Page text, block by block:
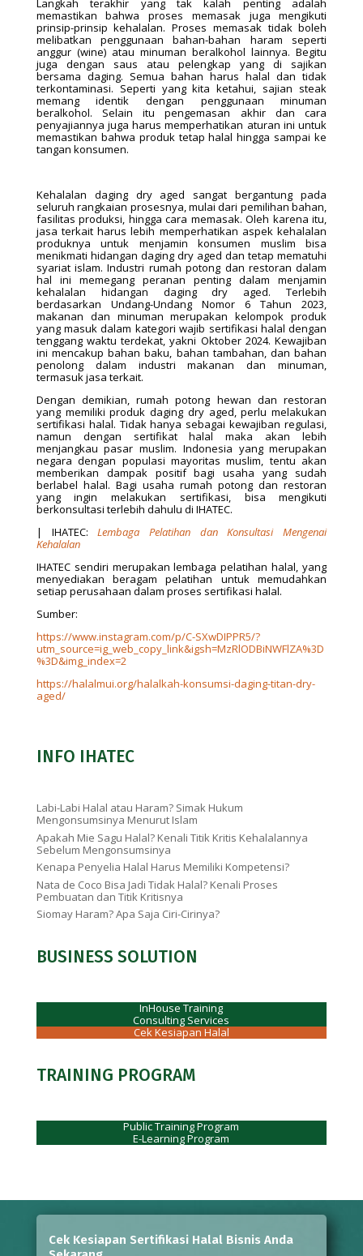
Langkah terakhir yang tak kalah penting adalah
memastikan bahwa proses memasak juga mengikuti
prinsip-prinsip kehalalan. Proses memasak tidak boleh
melibatkan penggunaan bahan-bahan haram seperti
anggur (wine) atau minuman beralkohol lainnya. Begitu
juga dengan saus atau pelengkap yang di sajikan
bersama daging. Semua bahan harus halal dan tidak
terkontaminasi. Seperti yang kita ketahui, sajian steak
memang identik dengan penggunaan minuman
beralkohol. Selain itu pengemasan akhir dan cara
penyajiannya juga harus memperhatikan aturan ini untuk
memastikan bahwa produk tetap halal hingga sampai ke
tangan konsumen.
Kehalalan daging dry aged sangat bergantung pada
seluruh rangkaian prosesnya, mulai dari pemilihan bahan,
fasilitas produksi, hingga cara memasak. Oleh karena itu,
jasa terkait harus lebih memperhatikan aspek kehalalan
produknya untuk menjamin konsumen muslim bisa
menikmati hidangan daging dry aged dan tetap mematuhi
syariat islam. Industri rumah potong dan restoran dalam
hal ini memegang peranan penting dalam menjamin
kehalalan hidangan daging dry aged. Terlebih
berdasarkan Undang-Undang Nomor 6 Tahun 2023,
makanan dan minuman merupakan kelompok produk
yang masuk dalam kategori wajib sertifikasi halal dengan
tenggang waktu terdekat, yakni Oktober 2024. Kewajiban
ini mencakup bahan baku, bahan tambahan, dan bahan
penolong dalam industri makanan dan minuman,
termasuk jasa terkait.
Dengan demikian, rumah potong hewan dan restoran
yang memiliki produk daging dry aged, perlu melakukan
sertifikasi halal. Tidak hanya sebagai kewajiban regulasi,
namun dengan sertifikat halal maka akan lebih
menjangkau pasar muslim. Indonesia yang merupakan
negara dengan populasi mayoritas muslim, tentu akan
memberikan dampak positif bagi usaha yang sudah
berlabel halal. Bagi usaha rumah potong dan restoran
yang ingin melakukan sertifikasi, bisa mengikuti
berkonsultasi terlebih dahulu di IHATEC.
| IHATEC:Lembaga Pelatihan dan Konsultasi Mengenai
Kehalalan
IHATEC sendiri merupakan lembaga pelatihan halal, yang
menyediakan beragam pelatihan untuk memudahkan
setiap perusahaan dalam proses sertifikasi halal.
Sumber:
https://www.instagram.com/p/C-SXwDIPPR5/?
utm_source=ig_web_copy_link&igsh=MzRlODBiNWFlZA%3D
%3D&img_index=2
https://halalmui.org/halalkah-konsumsi-daging-titan-dry-
aged/
INFO IHATEC
Labi-Labi Halal atau Haram? Simak Hukum
Mengonsumsinya Menurut Islam
Apakah Mie Sagu Halal? Kenali Titik Kritis Kehalalannya
Sebelum Mengonsumsinya
Kenapa Penyelia Halal Harus Memiliki Kompetensi?
Nata de Coco Bisa Jadi Tidak Halal? Kenali Proses
Pembuatan dan Titik Kritisnya
Siomay Haram? Apa Saja Ciri-Cirinya?
BUSINESS SOLUTION
InHouse Training
Consulting Services
Cek Kesiapan Halal
TRAINING PROGRAM
Public Training Program
E-Learning Program
Cek Kesiapan Sertifikasi Halal Bisnis Anda